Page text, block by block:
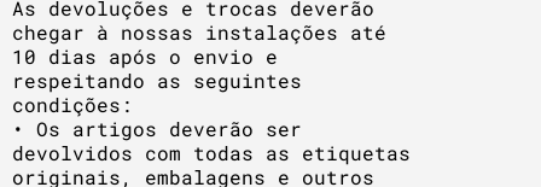
As devoluções e trocas deverão
chegar à nossas instalações até
10 dias após o envio e
respeitando as seguintes
condições:
• Os artigos deverão ser
devolvidos com todas as etiquetas
originais, embalagens e outros